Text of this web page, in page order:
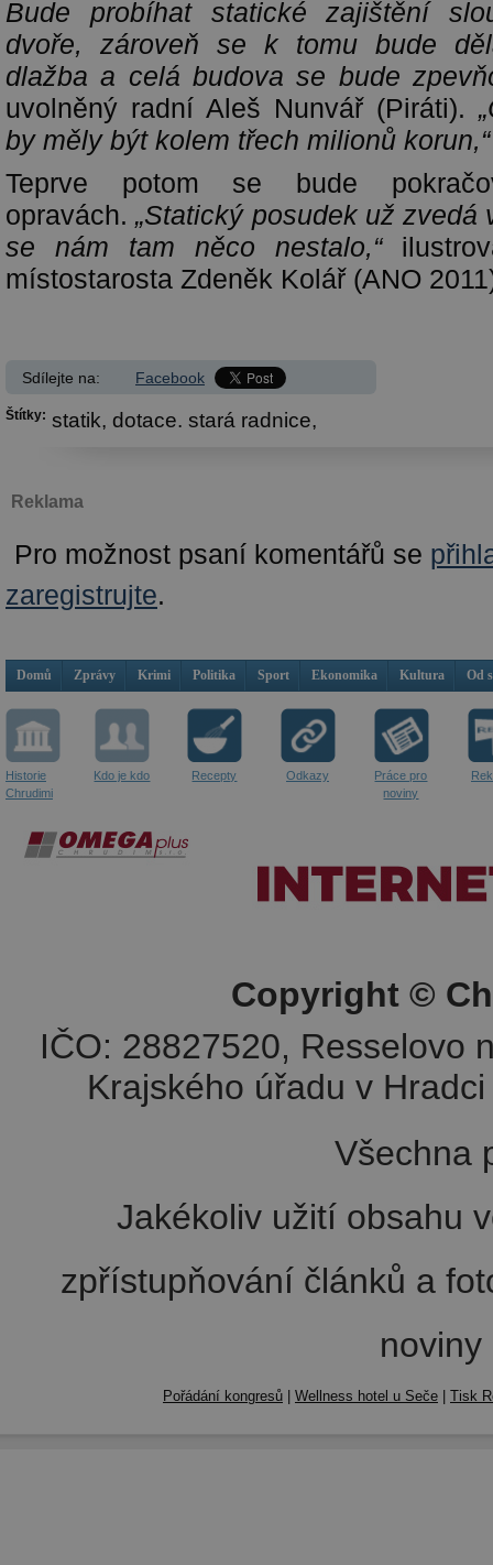
Bude probíhat statické zajištění
dvoře, zároveň se k tomu bude
dlažba a celá budova se bude
uvolněný radní Aleš Nunvář (Piráti).
by měly být kolem třech milionů
Teprve potom se bude
opravách.„Statický posudek už zvedá
se nám tam něco nestalo,“
místostarosta Zdeněk Kolář (ANO
Sdílejte na: Facebook
Štítky: statik, dotace. stará radnice,
Reklama
Pro možnost psaní komentářů se
zaregistrujte.
Domů Zprávy Krimi Politika Sport Ekonomika Kultura Od
Historie
Chrudimi
Kdo je kdo Recepty Odkazy
Práce pro
noviny
Copyright ©
IČO: 28827520, Resselovo
Krajského úřadu v
Všechna
Jakékoliv užití obsahu
zpřístupňování článků a
Pořádání kongresů Wellness hotel u Seče Tisk